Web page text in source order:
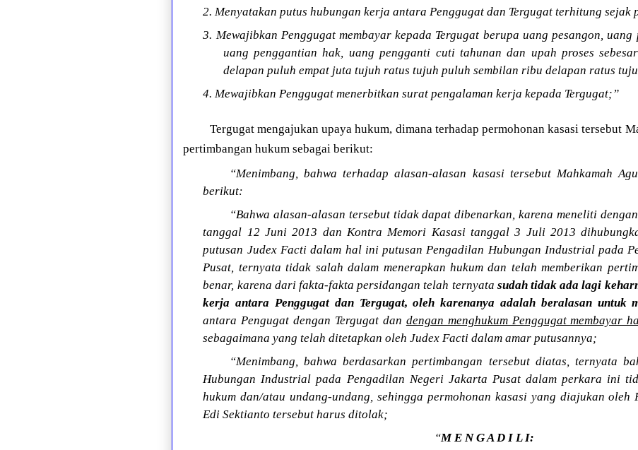
2. Menyatakan putus hubungan kerja antara Penggugat dan Tergugat terhitung sejak
3. Mewajibkan Penggugat membayar kepada Tergugat berupa uang pesangon,
uang penggantian hak, uang pengganti cuti tahunan dan upah proses
delapan puluh empat juta tujuh ratus tujuh puluh sembilan ribu delapan ratus
4. Mewajibkan Penggugat menerbitkan surat pengalaman kerja kepada Tergugat;”
Tergugat mengajukan upaya hukum, dimana terhadap permohonan kasasi tersebut
pertimbangan hukum sebagai berikut:
“Menimbang, bahwa terhadap alasan-alasan kasasi tersebut Mahkamah
berikut:
“Bahwa alasan-alasan tersebut tidak dapat dibenarkan, karena meneliti
tanggal 12 Juni 2013 dan Kontra Memori Kasasi tanggal 3 Juli 2013
putusan Judex Facti dalam hal ini putusan Pengadilan Hubungan Industrial pada
Pusat, ternyata tidak salah dalam menerapkan hukum dan telah memberikan
benar, karena dari fakta-fakta persidangan telah ternyata sudah tidak ada lagi
kerja antara Penggugat dan Tergugat, oleh karenanya adalah beralasan untuk
antara Pengugat dengan Tergugat dan dengan menghukum Penggugat membayar
sebagaimana yang telah ditetapkan oleh Judex Facti dalam amar putusannya;
“Menimbang, bahwa berdasarkan pertimbangan tersebut diatas, ternyata
Hubungan Industrial pada Pengadilan Negeri Jakarta Pusat dalam perkara ini
hukum dan/atau undang-undang, sehingga permohonan kasasi yang diajukan oleh
Edi Sektianto tersebut harus ditolak;
“M E N G A D I L I: